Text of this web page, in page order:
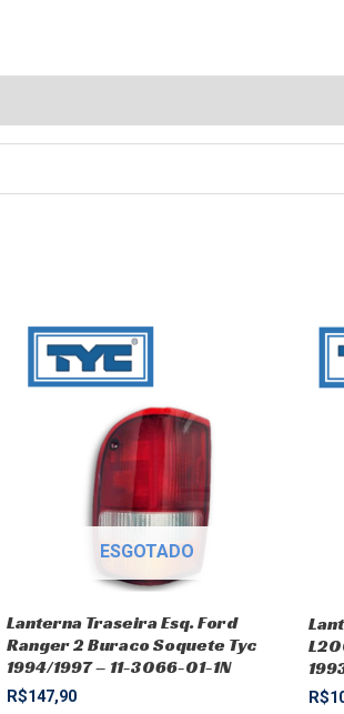
ESGOTADO
Lanterna Traseira Esq. Ford
Ranger 2 Buraco Soquete Tyc
1994/1997 – 11-3066-01-1N
R$147,90 R$